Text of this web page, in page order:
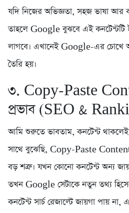
যদি নিজের অভিজ্ঞতা, সহজ ভাষা আর
তাহলে Google বুঝবে এই কনটেন্টটি
লাগবে। এখানেই Google-এর চোখে
তৈরি হয়।
৩. Copy-Paste
প্রভাব (SEO &
আমি শুরুতে ভাবতাম, কনটেন্ট থাকলেই
সাথে বুঝেছি, Copy-Paste
বড় শত্রু। যখন কোনো কনটেন্ট অন্য
তখন Google সেটাকে নতুন তথ্য
কনটেন্ট সার্চ রেজাল্টে জায়গা পায়